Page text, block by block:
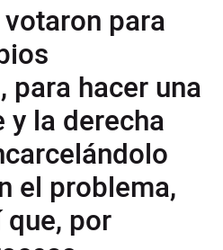
para
para hacer una
la derecha
el problema,
por